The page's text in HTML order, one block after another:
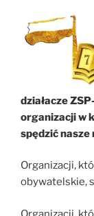
działacze
organizacji w
spędzić nasze
Organizacji,
obywatelskie,